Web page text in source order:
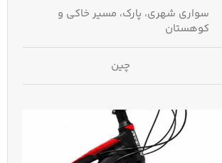
سواری شهری، پارک، مسیر خاکی و
کوهستان
چین